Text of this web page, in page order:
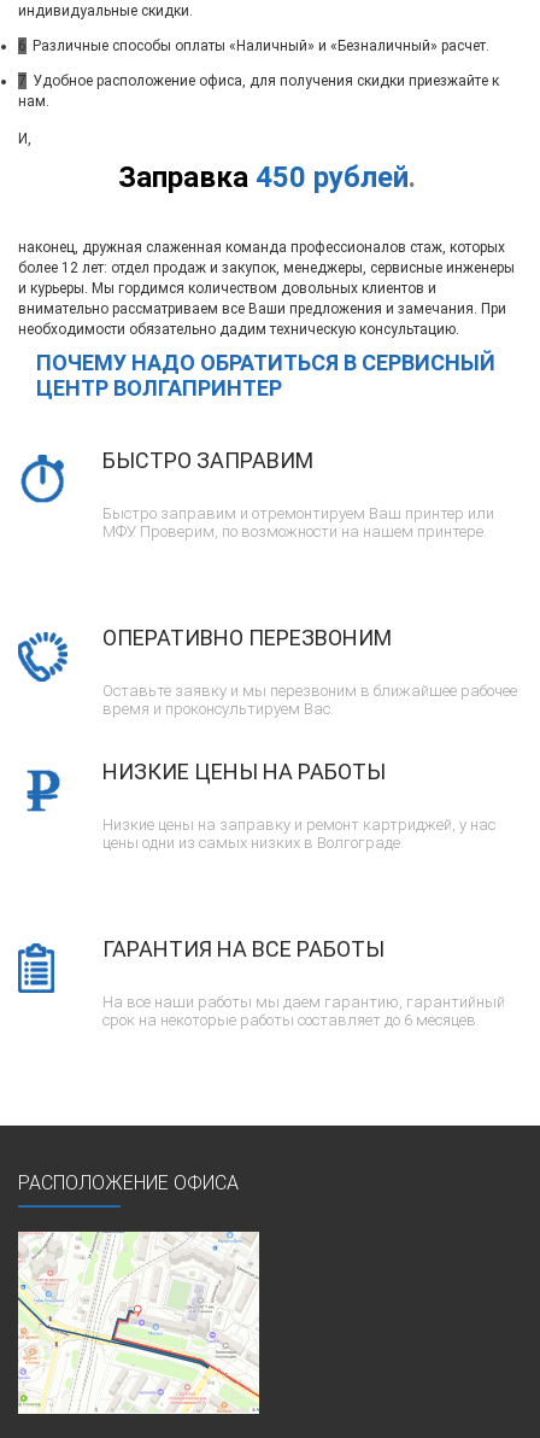
индивидуальные скидки.
6 Различные способы оплаты «Наличный» и «Безналичный» расчет.
7 Удобное расположение офиса, для получения скидки приезжайте к
нам.
Заправка 450 рублей.
И,
наконец, дружная слаженная команда профессионалов стаж, которых
более 12 лет: отдел продаж и закупок, менеджеры, сервисные инженеры
и курьеры. Мы гордимся количеством довольных клиентов и
внимательно рассматриваем все Ваши предложения и замечания. При
необходимости обязательно дадим техническую консультацию.
ПОЧЕМУ НАДО ОБРАТИТЬСЯ В СЕРВИСНЫЙ
ЦЕНТР ВОЛГАПРИНТЕР
БЫСТРО ЗАПРАВИМ
Быстро заправим и отремонтируем Ваш принтер или
МФУ. Проверим, по возможности на нашем принтере.
ОПЕРАТИВНО ПЕРЕЗВОНИМ
Оставьте заявку и мы перезвоним в ближайшее рабочее
время и проконсультируем Вас.
НИЗКИЕ ЦЕНЫ НА РАБОТЫ
Низкие цены на заправку и ремонт картриджей, у нас
цены одни из самых низких в Волгограде.
ГАРАНТИЯ НА ВСЕ РАБОТЫ
На все наши работы мы даем гарантию, гарантийный
срок на некоторые работы составляет до 6 месяцев.
РАСПОЛОЖЕНИЕ ОФИСА